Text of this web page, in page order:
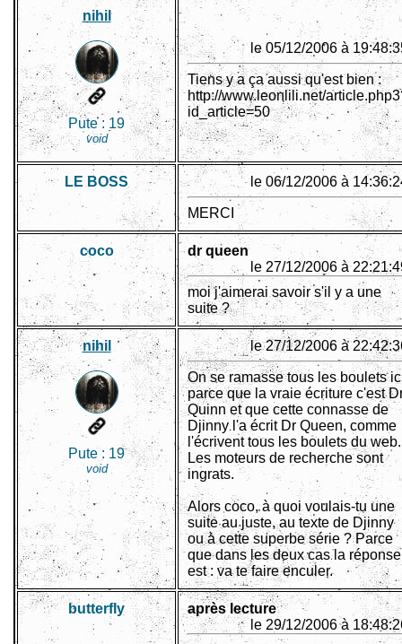
nihil
Pute : 19
void
le 05/12/2006 à
Tiens y a ça aussi qu'est bien :
http://www.leonlili.net/
id_article=50
LE BOSS le 06/12/2006 à
MERCI
coco
dr queen
le 27/12/2006 à
moi j'aimerai savoir s'il y a une
suite ?
nihil
Pute : 19
void
le 27/12/2006 à
On se ramasse tous les boulets
parce que la vraie écriture c'est
Quinn et que cette connasse de
Djinny l'a écrit Dr Queen, comme
l'écrivent tous les boulets du
Les moteurs de recherche sont
ingrats.
Alors coco, à quoi voulais-tu une
suite au juste, au texte de Djinny
ou à cette superbe série ? Parce
que dans les deux cas la réponse
est : va te faire enculer.
butterfly
après lecture
le 29/12/2006 à